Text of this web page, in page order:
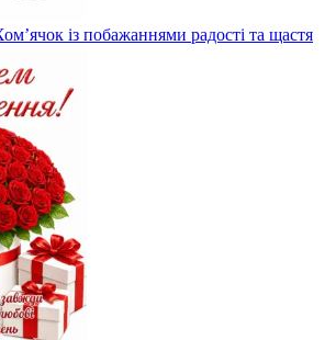
із побажаннями радості та щастя